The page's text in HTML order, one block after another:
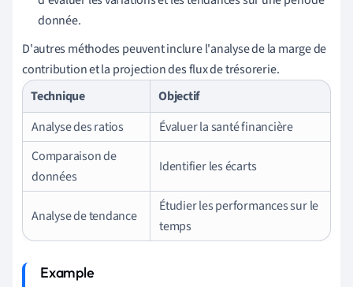
donnée.
D'autres méthodes peuvent inclure l'analyse de la marge de
contribution et la projection des flux de trésorerie.
Technique
Objectif
Analyse des ratios
Évaluer la santé financière
Comparaison de
données
Identifier les écarts
Analyse de tendance
Étudier les performances sur le
temps